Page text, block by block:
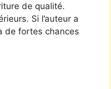
de qualité.
Si l’auteur a
de fortes chances